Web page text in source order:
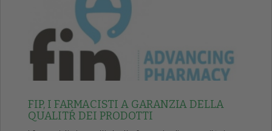
FIP, I FARMACISTI A GARANZIA DELLA
QUALITŔ DEI PRODOTTI